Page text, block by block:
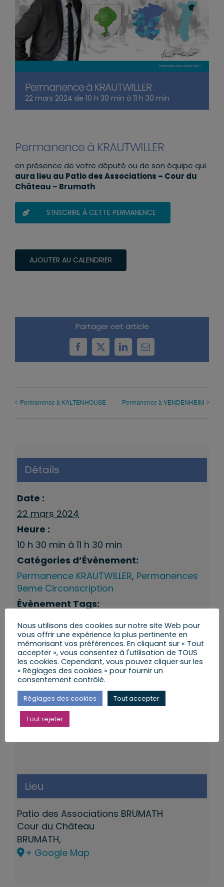
Permanence à KRAUTWILLER
22 mars 2024 de 10 h 30 min à 11 h 30 min
Permanence à KRAUTWILLER
en présence de votre député ou de son équipe qui
aura lieu au Patio des Associations – Cour du
Château – Brumath
S’INSCRIRE À CETTE PERMANENCE
AJOUTER AU CALENDRIER
Partager cet article
Facebook
X LinkedInEmail
Permanence à KALTENHOUSE Permanence à VENDENHEIM
Détails
Date :
22 mars 2024
Heure :
10 h 30 min à 11 h 30 min
Catégories d’Évènement:
Permanence KRAUTWILLER, Permanences
9eme Circonscription
Évènement Tags:
Krautwiller
Lieu
Patio des Associations BRUMATH
Cour du Château
BRUMATH,
+ Google Map
Nous utilisons des cookies sur notre site Web pour
vous offrir une expérience la plus pertinente en
mémorisant vos préférences. En cliquant sur « Tout
accepter », vous consentez à l'utilisation de TOUS
les cookies. Cependant, vous pouvez cliquer sur les
« Réglages des cookies » pour fournir un
consentement contrôlé.
Réglages des cookies Tout accepter
Tout rejeter